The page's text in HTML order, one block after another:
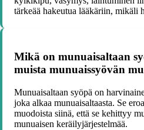
tärkeää hakeutua lääkäriin, mikäli
Mikä on munuaisaltaan
muista munuaissyövän
Munuaisaltaan syöpä on
joka alkaa munuaisaltaasta. Se
muodoista siinä, että se kehittyy
munuaisen keräilyjärjestelmää.